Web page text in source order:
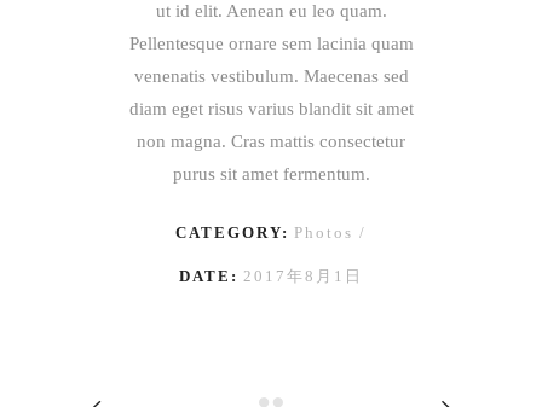
ut id elit. Aenean eu leo quam.
Pellentesque ornare sem lacinia quam
venenatis vestibulum. Maecenas sed
diam eget risus varius blandit sit amet
non magna. Cras mattis consectetur
purus sit amet fermentum.
CATEGORY: Photos
DATE: 2017年8月1日